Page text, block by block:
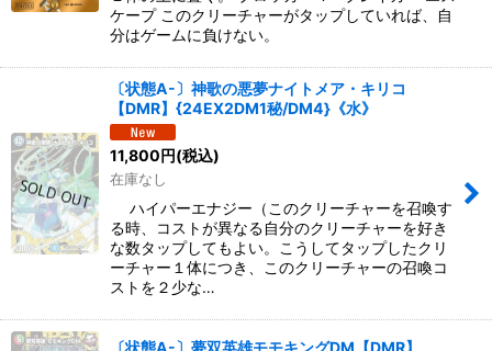
ケープ このクリーチャーがタップしていれば、自
分はゲームに負けない。
〔状態A-〕神歌の悪夢ナイトメア・キリコ
【DMR】{24EX2DM1秘/DM4}《水》
11,800円(税込)
在庫なし
ハイパーエナジー（このクリーチャーを召喚す
る時、コストが異なる自分のクリーチャーを好き
な数タップしてもよい。こうしてタップしたクリ
ーチャー１体につき、このクリーチャーの召喚コ
ストを２少な…